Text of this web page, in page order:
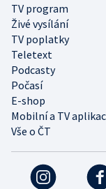
TV program
Živé vysílání
TV poplatky
Teletext
Podcasty
Počasí
E-shop
Mobilní a TV
Vše o ČT